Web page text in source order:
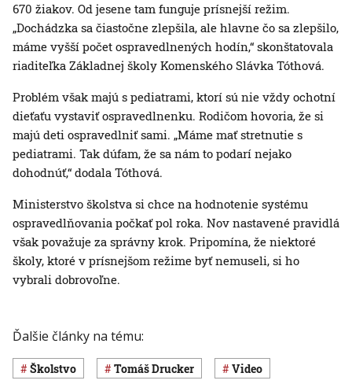
670 žiakov. Od jesene tam funguje prísnejší režim.
„Dochádzka sa čiastočne zlepšila, ale hlavne čo sa zlepšilo,
máme vyšší počet ospravedlnených hodín,“ skonštatovala
riaditeľka Základnej školy Komenského Slávka Tóthová.
Problém však majú s pediatrami, ktorí sú nie vždy ochotní
dieťaťu vystaviť ospravedlnenku. Rodičom hovoria, že si
majú deti ospravedlniť sami. „Máme mať stretnutie s
pediatrami. Tak dúfam, že sa nám to podarí nejako
dohodnúť,“ dodala Tóthová.
Ministerstvo školstva si chce na hodnotenie systému
ospravedlňovania počkať pol roka. Nov nastavené pravidlá
však považuje za správny krok. Pripomína, že niektoré
školy, ktoré v prísnejšom režime byť nemuseli, si ho
vybrali dobrovoľne.
Ďalšie články na tému:
Školstvo Tomáš Drucker Video